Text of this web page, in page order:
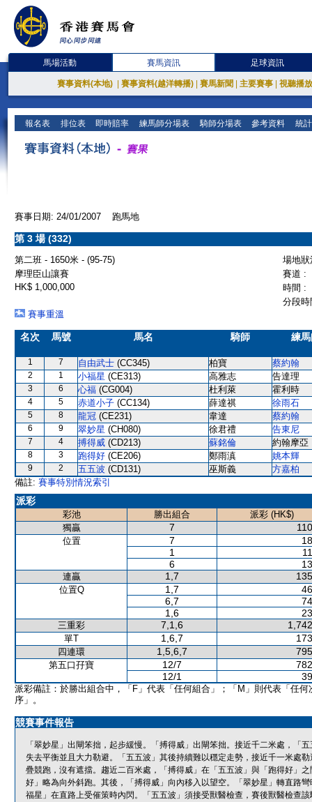
馬場活動 賽馬資訊 足球資訊
賽事資料(本地) 賽事資料(越洋轉播) 賽馬新聞 主要賽事 視聽播
報名表 排位表 即時賠率 練馬師分場表 騎師分場表 參考資料 統
賽事日期: 24/01/2007 跑馬地
第 3 場 (332)
第二班 - 1650米 - (95-75)
場地
摩理臣山讓賽
賽道 :
HK$ 1,000,000
時間 :
分段
賽事重溫
名次 馬號 馬名 騎師 練
1 7 自由武士 (CC345) 柏寶 蔡約翰
2 1 小福星 (CE313) 高雅志 告達理
3 6 心福 (CG004) 杜利萊 霍利時
4 5 赤道小子 (CC134) 薛達祺 徐雨石
5 8 龍冠 (CE231) 韋達 蔡約翰
6 9 翠妙星 (CH080) 徐君禮 告東尼
7 4 搏得威 (CD213) 蘇銘倫 約翰摩亞
8 3 跑得好 (CE206) 鄭雨滇 姚本輝
9 2 五五波 (CD131) 巫斯義
方嘉柏
備註: 賽事特別情況索引
派彩
彩池 勝出組合
派彩 (HK$)
獨贏
7
位置 7
1
6
連贏 1,7
位置Q 1,7
6,7
1,6
三重彩 7,1,6
單T 1,6,7
四連環 1,5,6,7
第五口孖寶 12/7
12/1
派彩備註：於勝出組合中，「F」代表「任何組合」；「M」則代表「任何
序」。
競賽事件報告
「翠妙星」出閘笨拙，起步緩慢。「搏得威」出閘笨拙。接近千二米處，「
失去平衡並且大力勒避。「五五波」其後持續難以穩定走勢，接近千一米處
疊競跑，沒有遮擋。趨近二百米處，「搏得威」在「五五波」與「跑得好」
好」略為向外斜跑。其後，「搏得威」向內移入以望空。「翠妙星」轉直路
福星」在直路上受催策時內閃。「五五波」須接受獸醫檢查，賽後獸醫檢查